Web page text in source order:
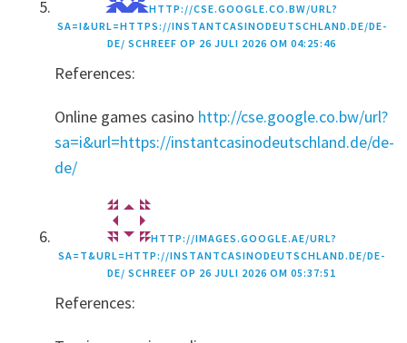
HTTP://CSE.GOOGLE.CO.BW/URL?
SA=I&URL=HTTPS://INSTANTCASINODEUTSCHLAND.DE/DE-
DE/ SCHREEF OP 26 JULI 2026 OM 04:25:46
References:
Online games casino http://cse.google.co.bw/url?
sa=i&url=https://instantcasinodeutschland.de/de-
de/
HTTP://IMAGES.GOOGLE.AE/URL?
SA=T&URL=HTTP://INSTANTCASINODEUTSCHLAND.DE/DE-
DE/ SCHREEF OP 26 JULI 2026 OM 05:37:51
References: